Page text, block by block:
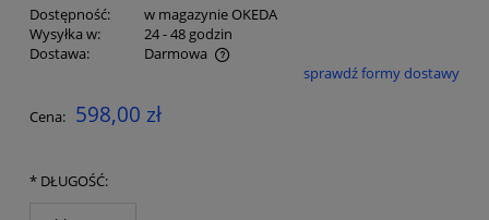
Dostępność:
w magazynie OKEDA
Wysyłka w:
24 - 48 godzin
Dostawa:
Darmowa
Cena nie zawiera ewentualnych kosztów płatnościsprawdź formy dostawy
Cena: 598,00 zł
*DŁUGOŚĆ: